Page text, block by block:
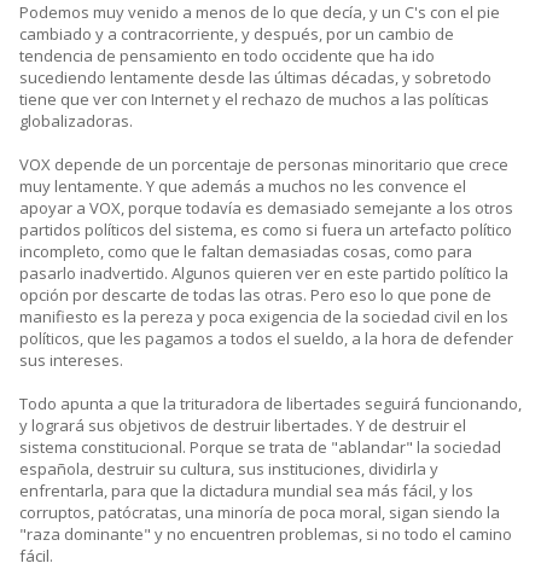
Podemos muy venido a menos de lo que decía, y un C's con el pie
cambiado y a contracorriente, y después, por un cambio de
tendencia de pensamiento en todo occidente que ha ido
sucediendo lentamente desde las últimas décadas, y sobretodo
tiene que ver con Internet y el rechazo de muchos a las políticas
globalizadoras.
VOX depende de un porcentaje de personas minoritario que crece
muy lentamente. Y que además a muchos no les convence el
apoyar a VOX, porque todavía es demasiado semejante a los otros
partidos políticos del sistema, es como si fuera un artefacto político
incompleto, como que le faltan demasiadas cosas, como para
pasarlo inadvertido. Algunos quieren ver en este partido político la
opción por descarte de todas las otras. Pero eso lo que pone de
manifiesto es la pereza y poca exigencia de la sociedad civil en los
políticos, que les pagamos a todos el sueldo, a la hora de defender
sus intereses.
Todo apunta a que la trituradora de libertades seguirá funcionando,
y logrará sus objetivos de destruir libertades. Y de destruir el
sistema constitucional. Porque se trata de "ablandar" la sociedad
española, destruir su cultura, sus instituciones, dividirla y
enfrentarla, para que la dictadura mundial sea más fácil, y los
corruptos, patócratas, una minoría de poca moral, sigan siendo la
"raza dominante" y no encuentren problemas, si no todo el camino
fácil.